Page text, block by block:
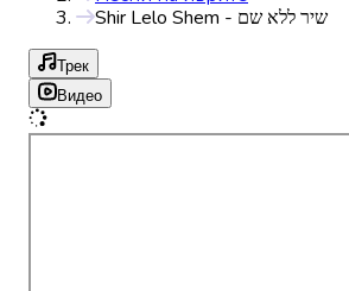
Shir Lelo Shem - שיר ללא שם
Трек
Видео